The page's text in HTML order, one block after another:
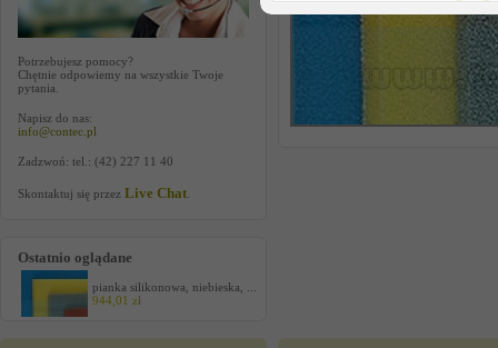
Potrzebujesz pomocy?
Chętnie odpowiemy na wszystkie Twoje
pytania.
Napisz do nas:
info@contec.pl
Zadzwoń: tel.: (42) 227 11 40
Skontaktuj się przez Live Chat
Ostatnio oglądane
pianka silikonowa, niebieska, ...
944,01 zł